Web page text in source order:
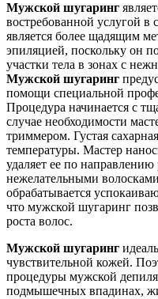
Мужской шугаринг
востребованной услугой в
является более щадящим
эпиляцией, поскольку он
участки тела в зонах с
Мужской шугаринг
помощи специальной
Процедура начинается с
случае необходимости
триммером. Густая
температуры. Мастер
удаляет ее по направлению
нежелательными
обрабатывается
что мужской шугаринг
роста волос.
Мужской шугаринг
чувствительной кожей.
процедуры мужской
подмышечных впадинах,